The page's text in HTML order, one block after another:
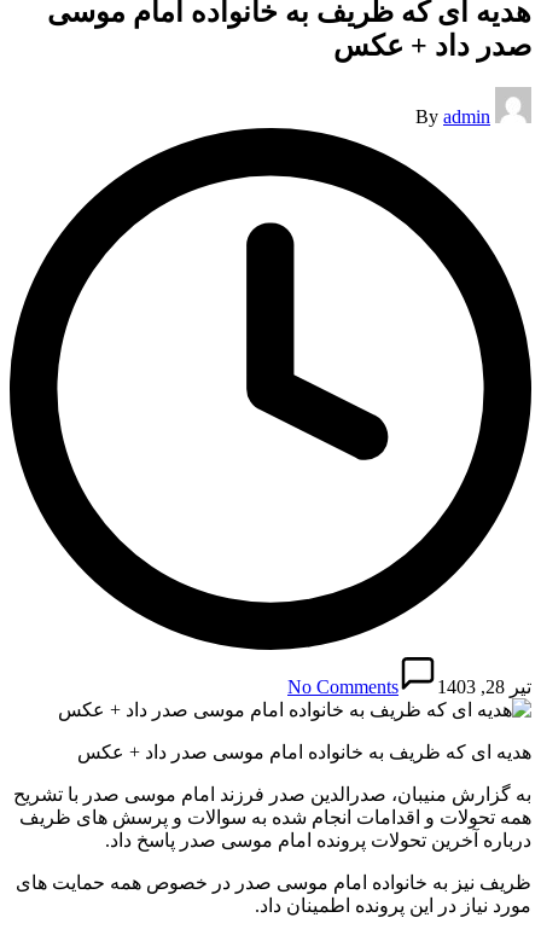
هدیه ای که ظریف به خانواده امام موسی
صدر داد + عکس
Posted
by
By admin
تیر 28, 1403 No Comments
هدیه ای که ظریف به خانواده امام موسی صدر داد + عکس
به گزارش منیبان، صدرالدین صدر فرزند امام موسی صدر با تشریح
همه تحولات و اقدامات انجام شده به سوالات و پرسش های ظریف
درباره آخرین تحولات پرونده امام موسی صدر پاسخ داد.
ظریف نیز به خانواده امام موسی صدر در خصوص همه حمایت های
مورد نیاز در این پرونده اطمینان داد.